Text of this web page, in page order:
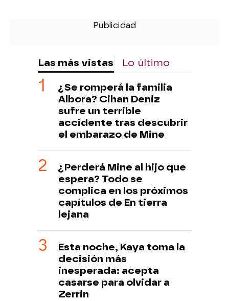
Las más vistas Lo último
¿Se romperá la familia
Albora? Cihan Deniz
sufre un terrible
accidente tras descubrir
el embarazo de Mine
¿Perderá Mine al hijo que
espera? Todo se
complica en los próximos
capítulos de En tierra
lejana
Esta noche, Kaya toma la
decisión más
inesperada: acepta
casarse para olvidar a
Zerrin